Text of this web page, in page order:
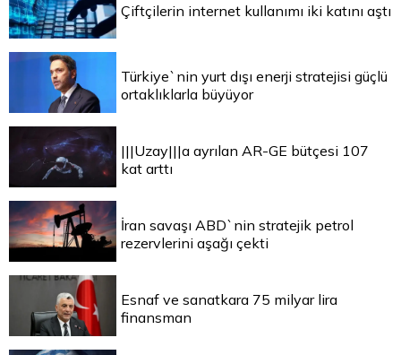
Çiftçilerin internet kullanımı iki katını aştı
Türkiye`nin yurt dışı enerji stratejisi güçlü
ortaklıklarla büyüyor
|||Uzay|||a ayrılan AR-GE bütçesi 107
kat arttı
İran savaşı ABD`nin stratejik petrol
rezervlerini aşağı çekti
Esnaf ve sanatkara 75 milyar lira
finansman